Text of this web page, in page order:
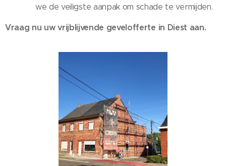
we de veiligste aanpak om schade te vermijden.
Vraag nu uw vrijblijvende gevelofferte in Diest aan.